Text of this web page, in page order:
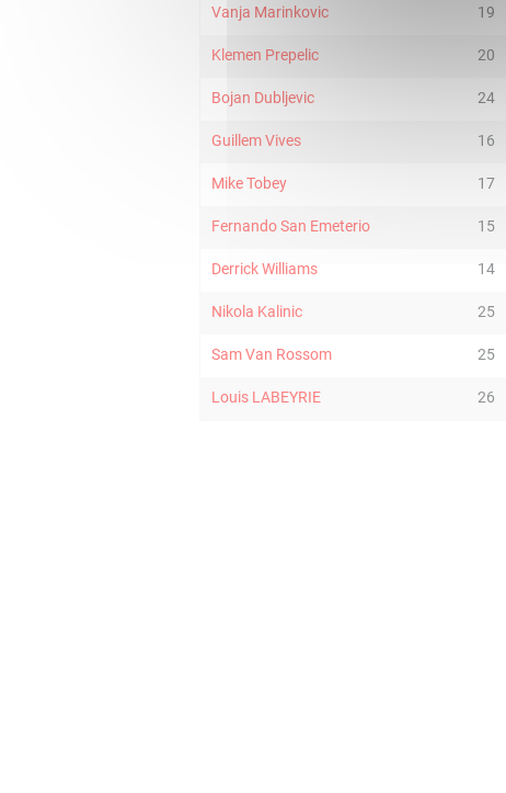
Vanja Marinkovic 19
Klemen Prepelic 20
Bojan Dubljevic 24
Guillem Vives 16
Mike Tobey 17
Fernando San Emeterio 15
Derrick Williams 14
Nikola Kalinic 25
Sam Van Rossom 25
Louis LABEYRIE 26